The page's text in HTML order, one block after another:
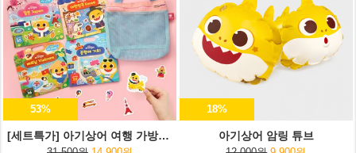
53%
[세트특가] 아기상어 여행 가방스티커+여행용 파우치
18%
아기상어 암링 튜브